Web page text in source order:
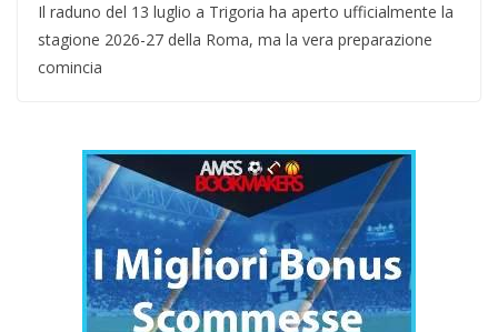
Il raduno del 13 luglio a Trigoria ha aperto ufficialmente la
stagione 2026-27 della Roma, ma la vera preparazione
comincia